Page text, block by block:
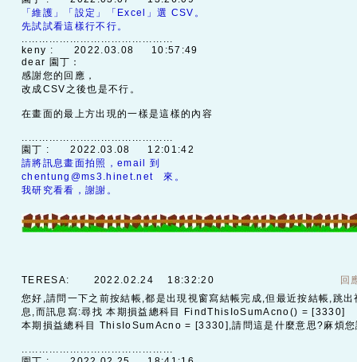
「維護」「設定」「Excel」選 CSV。
先試試看這樣行不行。
............................................
keny : 2022.03.08 10:57:49
dear 園丁：
感謝您的回應，
改成CSV之後也是不行。
在畫面的最上方出現的一樣是這樣的內容
............................................
園丁 :2022.03.08 12:01:42
請將訊息畫面拍照，email 到
chentung@ms3.hinet.net 來。
我研究看看，謝謝。
TERESA: 2022.02.24 18:32:20
回
您好,請問一下之前按結帳,都是出現視窗寫結帳完成,但最近按結帳,跳
息,而訊息寫:尋找 本期損益總科目 FindThisIoSumAcno() = [3330]
本期損益總科目 ThisIoSumAcno = [3330],請問這是什麼意思?麻煩您
............................................